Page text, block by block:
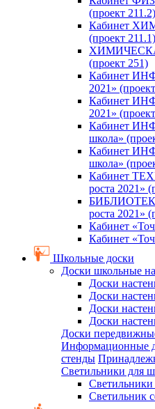
(проект 211.2)
Кабинет
(проект 211.1)
ХИМИЧЕСКАЯ
(проект 251)
Кабинет
2021»
Кабинет
2021»
Кабинет
школа»
Кабинет
школа»
Кабинет
роста 2021»
БИБЛИОТЕКА
роста 2021»
Кабинет
Кабинет
Школьные доски
Доски школьные
Доски
Доски
Доски
Доски
Доски
Информационные
стенды
Светильники для
Светильник